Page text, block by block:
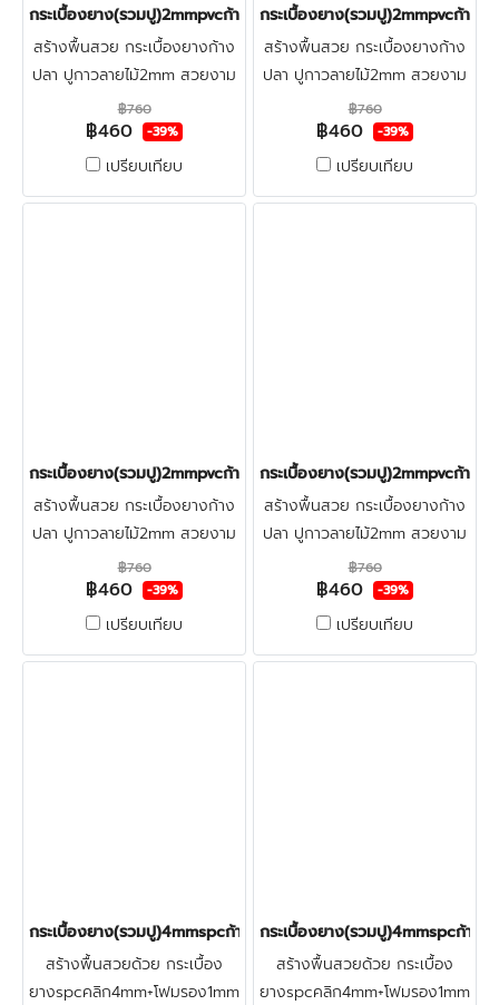
กระเบื้องยาง(รวมปู)2mmpvcก้างปลาปูกาว(ฺST8112) ราคา460บาท
สร้างพื้นสวย กระเบื้องยางก้าง
ปลา ปูกาวลายไม้2mm สวยงาม
ทนทาน สำหรับพื้นสำนักงาน
ราคารวมติดตั้ง+ฟรีตรวจพื้น
ก่อนปู ปูบนพื้นกระเบื้องเดิม&ปูน
฿760
฿460 -39%
เปรียบเทียบ
กระเบื้องยาง(รวมปู)2mmpvcก้างป
สร้างพื้นสวย กระเบื้องยางก้าง
ปลา ปูกาวลายไม้2mm สวยงาม
ทนทาน สำหรับพื้นสำนักงาน
ราคารวมติดตั้ง+ฟรีตรวจพื้น
ก่อนปู ปูบนพื้นกระเบื้องเดิม&ปูน
฿760
฿460 -39%
เปรียบเทียบ
กระเบื้องยาง(รวมปู)2mmpvcก้างปลาปูกาว(ฺST939) ราคา460บาท
สร้างพื้นสวย กระเบื้องยางก้าง
ปลา ปูกาวลายไม้2mm สวยงาม
ทนทาน สำหรับพื้นสำนักงาน
ราคารวมติดตั้ง+ฟรีตรวจพื้น
ก่อนปู ปูบนพื้นกระเบื้องเดิม&ปูน
฿760
฿460 -39%
เปรียบเทียบ
กระเบื้องยาง(รวมปู)2mmpvcก้าง
สร้างพื้นสวย กระเบื้องยางก้าง
ปลา ปูกาวลายไม้2mm สวยงาม
ทนทาน สำหรับพื้นสำนักงาน
ราคารวมติดตั้ง+ฟรีตรวจพื้น
ก่อนปู ปูบนพื้นกระเบื้องเดิม&ปูน
฿760
฿460 -39%
เปรียบเทียบ
กระเบื้องยาง(รวมปู)4mmspcก้างปลา(ฺ(ZF3206) ราคา550บาท
สร้างพื้นสวยด้วย กระเบื้อง
ยางspcคลิก4mm+โฟมรอง1mm
กระเบื้องยาง(รวมปู)4mmspcก้าง
สร้างพื้นสวยด้วย กระเบื้อง
ยางspcคลิก4mm+โฟมรอง1mm